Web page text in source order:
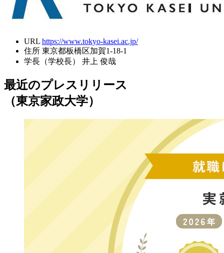
URL https://www.tokyo-kasei.ac.jp/
住所 東京都板橋区加賀1-18-1
学長（学校長）
井上 俊哉
最近のプレスリリース
（東京家政大学）